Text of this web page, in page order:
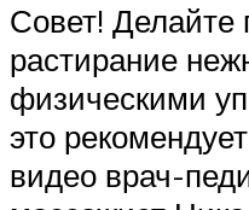
Совет! Делайте
растирание
физическими
это
видео врач-